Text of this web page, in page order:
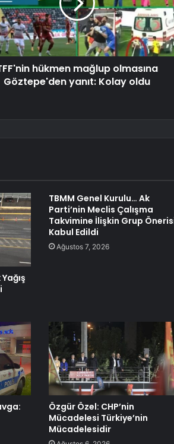
hükmen mağlup olmasına
Göztepe'den yanıt: Kolay oldu
TBMM Genel Kurulu… Ak
Parti’nin Meclis Çalışma
Takvimine İlişkin Grup
Kabul Edildi
Ağustos 7, 2026
Özgür Özel: CHP’nin
Mücadelesi Türkiye’nin
Mücadelesidir